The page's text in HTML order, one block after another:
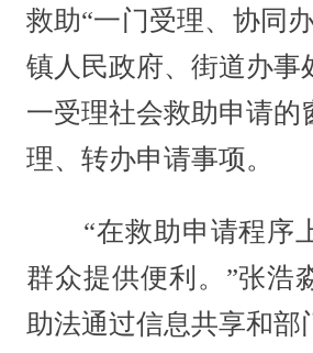
救助“一门受理、协同
镇人民政府、街道办事
一受理社会救助申请的
理、转办申请事项。
“在救助申请程序
群众提供便利。”张浩
助法通过信息共享和部